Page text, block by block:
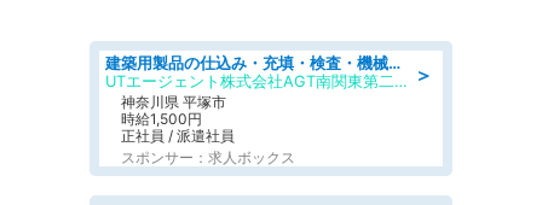
＞
建築用製品の仕込み・充填・検査・機械操作/寮完備/日払い/工場・製造
UTエージェント株式会社AGT南関東第二CU
神奈川県 平塚市
時給1,500円
正社員 / 派遣社員
スポンサー：求人ボックス